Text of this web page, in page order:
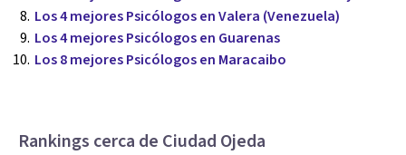
Los 4 mejores Psicólogos en Valera (Venezuela)
Los 4 mejores Psicólogos en Guarenas
Los 8 mejores Psicólogos en Maracaibo
Rankings cerca de Ciudad Ojeda